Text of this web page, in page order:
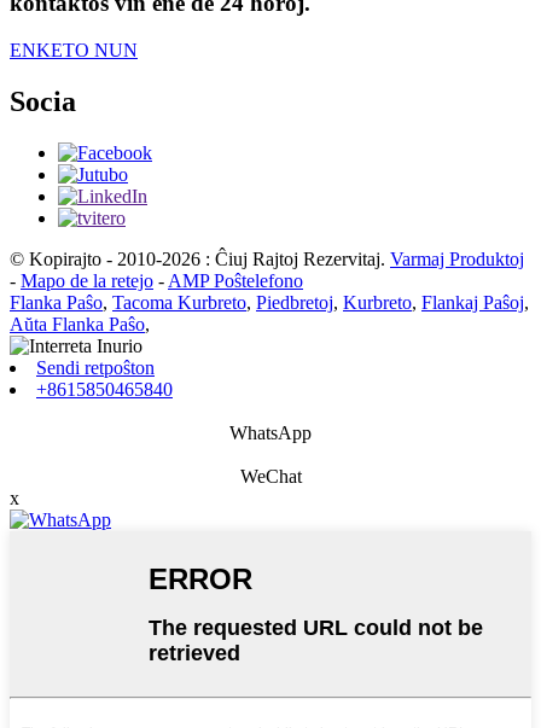
ENKETO NUN
Socia
© Kopirajto - 2010-2026 : Ĉiuj Rajtoj Rezervitaj. Varmaj Produktoj
- Mapo de la retejo - AMP Poŝtelefono
Flanka Paŝo, Tacoma Kurbreto, Piedbretoj, Kurbreto, Flankaj Paŝoj,
Aŭta Flanka Paŝo,
Sendi retpoŝton
+8615850465840
WhatsApp
WeChat
x